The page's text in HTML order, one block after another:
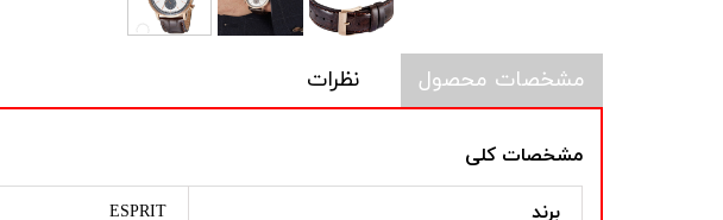
مشخصات محصول نظرات
مشخصات کلی
برند ESPRIT